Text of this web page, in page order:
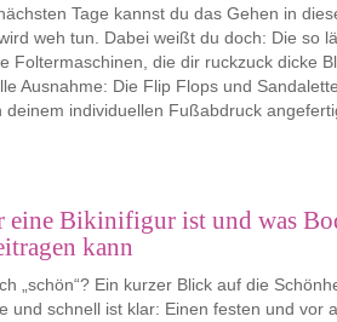
Tage kannst du das Gehen in
weh tun. Dabei weißt du doch: Die so
Foltermaschinen, die dir ruckzuck dicke
Ausnahme: Die Flip Flops und
individuellen Fußabdruck
eine Bikinifigur ist und was
kann
„schön“? Ein kurzer Blick auf die
und schnell ist klar: Einen festen und vor